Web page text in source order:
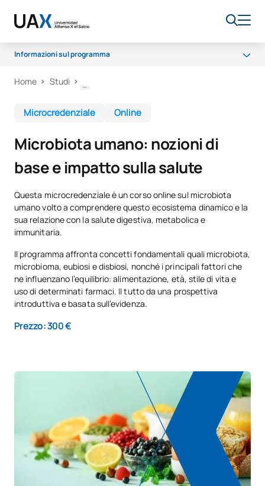
Informazioni sul programma
Perché UAX
Home Studi
Microcredenziale Online
Microbiota umano: nozioni di
base e impatto sulla salute
Questa microcredenziale è un corso online sul microbiota
umano volto a comprendere questo ecosistema dinamico e la
sua relazione con la salute digestiva, metabolica e
immunitaria.
Il programma affronta concetti fondamentali quali microbiota,
microbioma, eubiosi e disbiosi, nonché i principali fattori che
ne influenzano l’equilibrio: alimentazione, età, stile di vita e
uso di determinati farmaci. Il tutto da una prospettiva
introduttiva e basata sull’evidenza.
Prezzo: 300 €